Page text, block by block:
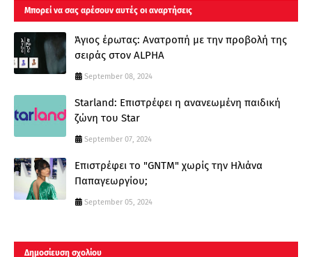
Μπορεί να σας αρέσουν αυτές οι αναρτήσεις
Άγιος έρωτας: Ανατροπή με την προβολή της
σειράς στον ALPHA
September 08, 2024
Starland: Επιστρέφει η ανανεωμένη παιδική
ζώνη του Star
September 07, 2024
Επιστρέφει το "GNTM" χωρίς την Ηλιάνα
Παπαγεωργίου;
September 05, 2024
Δημοσίευση σχολίου